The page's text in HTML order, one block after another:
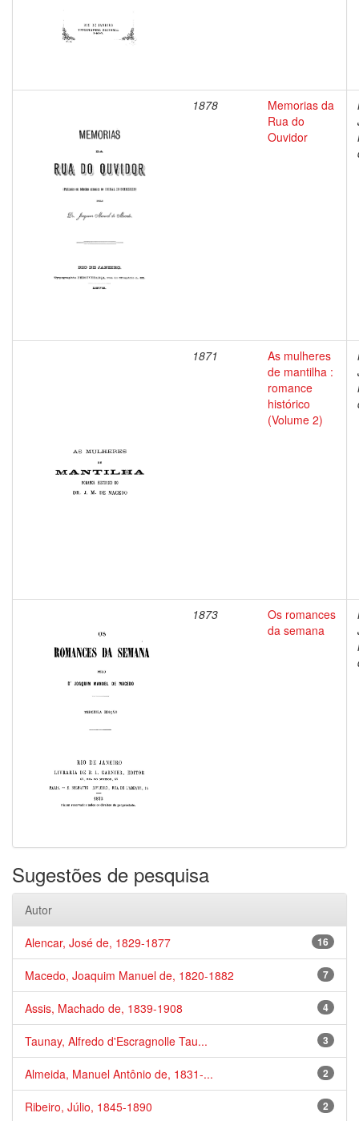
1878
Memorias da
Rua do
Ouvidor
1871
As mulheres
de mantilha :
romance
histórico
(Volume 2)
1873
Os romances
da semana
Sugestões de pesquisa
Autor
16
Alencar, José de, 1829-1877
7
Macedo, Joaquim Manuel de, 1820-1882
4
Assis, Machado de, 1839-1908
3
Taunay, Alfredo d'Escragnolle Tau...
2
Almeida, Manuel Antônio de, 1831-...
2
Ribeiro, Júlio, 1845-1890